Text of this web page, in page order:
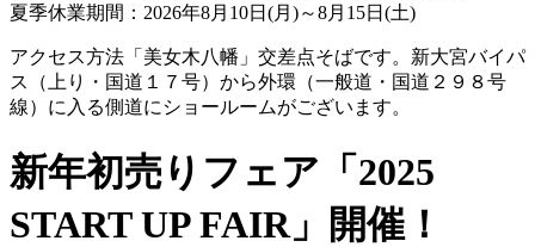
夏季休業期間：2026年8月10日(月)～8月15日(土)
アクセス方法 「美女木八幡」交差点そばです。新大宮バイパ
ス（上り・国道１７号）から外環（一般道・国道２９８号
線）に入る側道にショールームがございます。
新年初売りフェア「2025
START UP FAIR」開催！